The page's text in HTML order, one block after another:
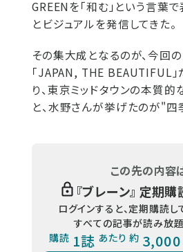
GREENを「和む」という言葉
とビジュアルを発信してきた。
その集大成となるのが、今回
「JAPAN, THE BEAUTIFUL」
り、東京ミッドタウンの本質
と、水野さんが挙げたのが"
この先の内容
『ブレーン』 定期
ログインすると、定期購読し
すべての記事が読み放題
購読 1誌 あたり 約 3,000